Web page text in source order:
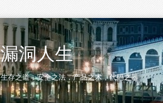
漏洞人生
生存之道，安全之法，产品之术，代码之器